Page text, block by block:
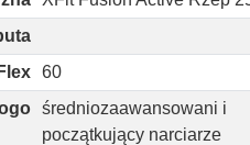
Flex 60
średniozaawansowani i
początkujący narciarze